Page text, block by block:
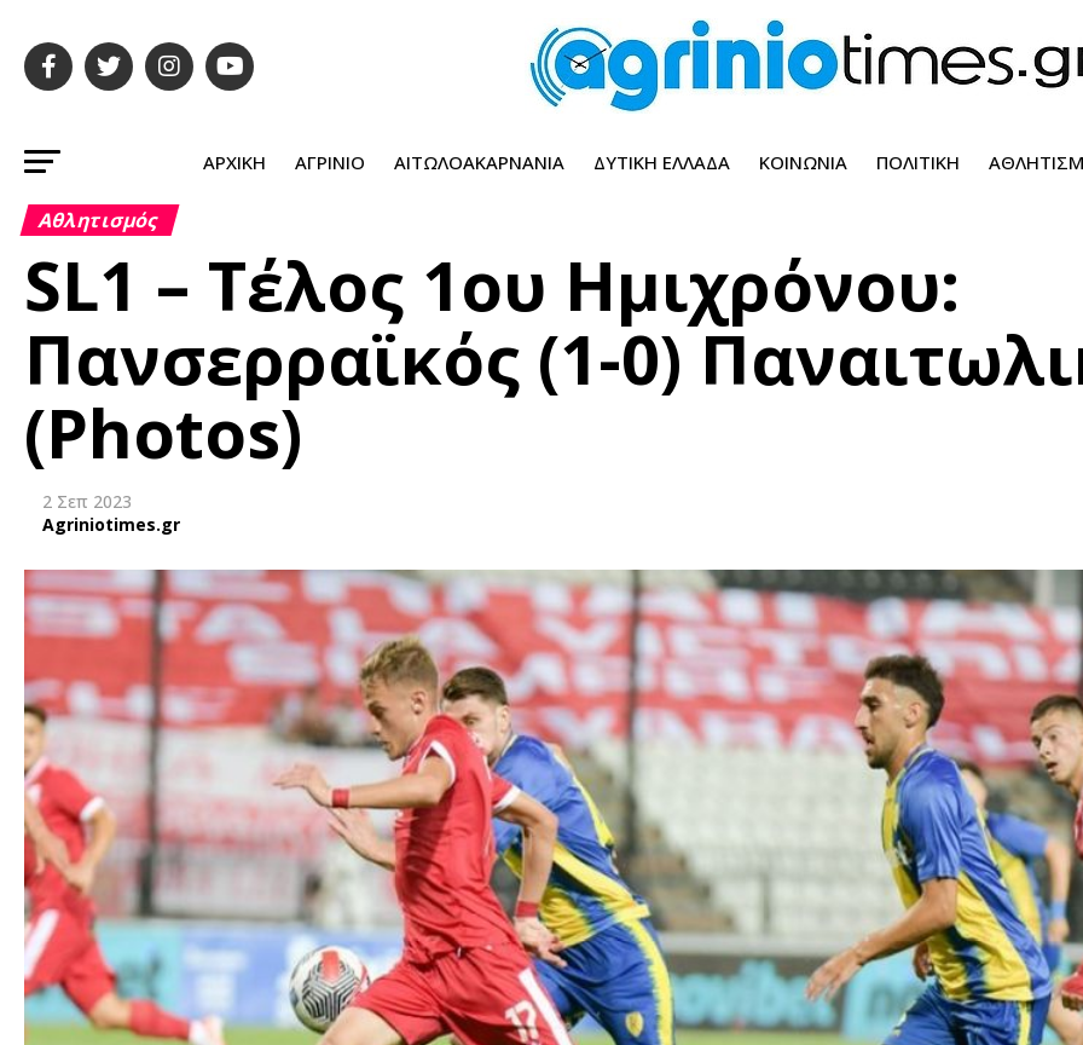
ΑΡΧΙΚΉ ΑΓΡΊΝΙΟ ΑΙΤΩΛΟΑΚΑΡΝΑΝΊΑ ΔΥΤΙΚΉ ΕΛΛΆΔΑ ΚΟΙΝΩΝΊΑ ΠΟΛΙΤΙΚΉ
Αθλητισμός
SL1 – Τέλος 1ου Ημιχρόνου:
Πανσερραϊκός (1-0)
(Photos)
2 Σεπ 2023
Agriniotimes.gr